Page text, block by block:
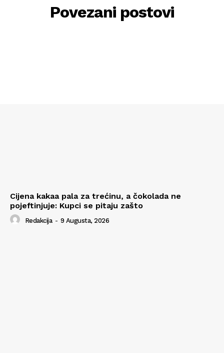
Povezani postovi
Cijena kakaa pala za trećinu, a čokolada ne
pojeftinjuje: Kupci se pitaju zašto
Redakcija - 9 Augusta, 2026